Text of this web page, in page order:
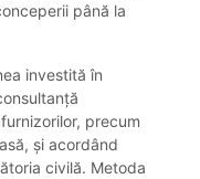
până la
investită în
precum
și acordând
civilă. Metoda